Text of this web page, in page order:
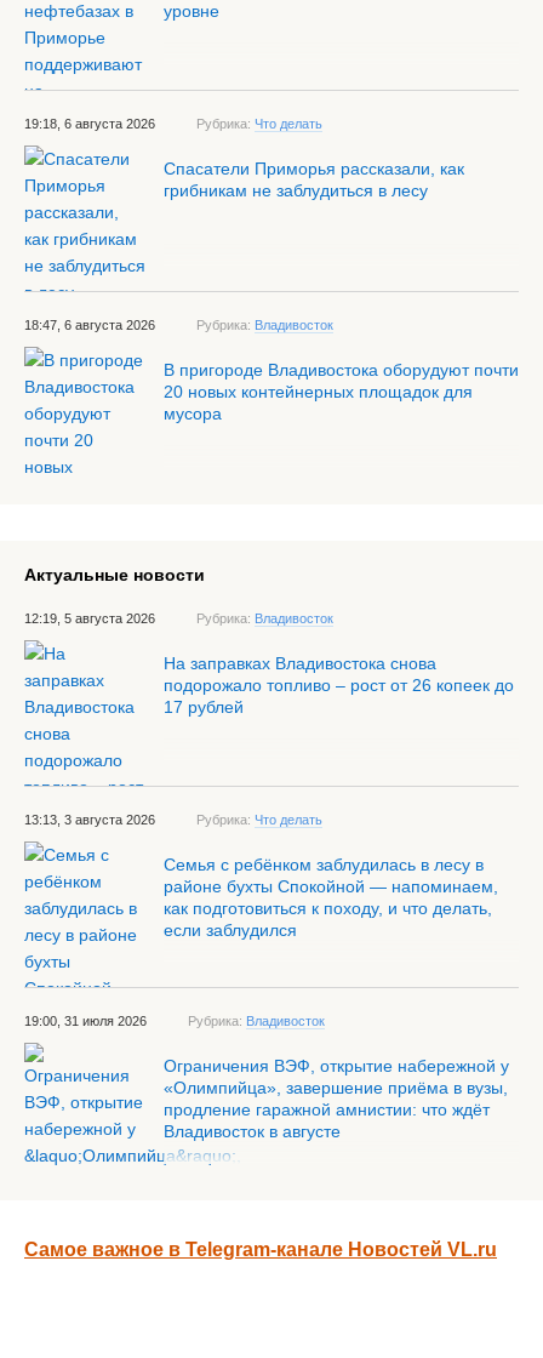
уровне
19:18, 6 августа 2026 Рубрика: Что делать
Спасатели Приморья рассказали, как
грибникам не заблудиться в лесу
18:47, 6 августа 2026 Рубрика: Владивосток
В пригороде Владивостока оборудуют почти
20 новых контейнерных площадок для
мусора
Актуальные новости
12:19, 5 августа 2026 Рубрика: Владивосток
На заправках Владивостока снова
подорожало топливо – рост от 26 копеек до
17 рублей
13:13, 3 августа 2026 Рубрика: Что делать
Семья с ребёнком заблудилась в лесу в
районе бухты Спокойной — напоминаем,
как подготовиться к походу, и что делать,
если заблудился
19:00, 31 июля 2026 Рубрика: Владивосток
Ограничения ВЭФ, открытие набережной у
«Олимпийца», завершение приёма в вузы,
продление гаражной амнистии: что ждёт
Владивосток в августе
Самое важное в Telegram-канале Новостей VL.ru